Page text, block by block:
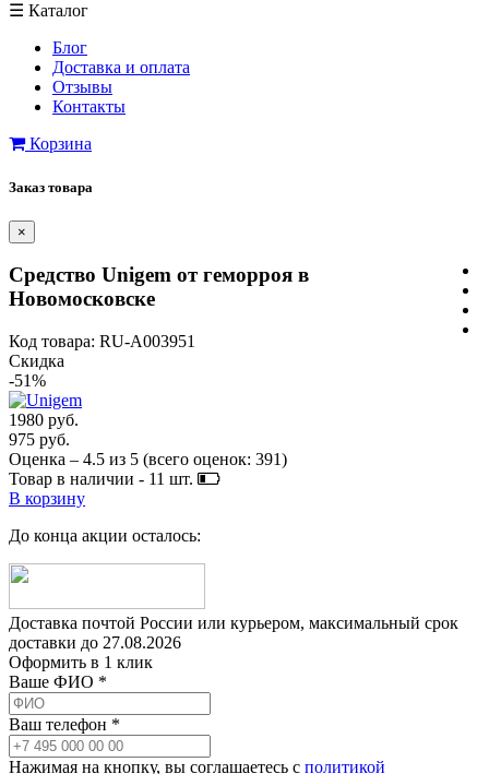
☰ Каталог
Блог
Доставка и оплата
Отзывы
Контакты
Корзина
Заказ товара
×
Cредство Unigem от геморроя в
Новомосковске
Код товара: RU-A003951
Скидка
-51%
1980 руб.
975 руб.
Оценка – 4.5 из 5 (всего оценок: 391)
Товар в наличии - 11 шт.
В корзину
До конца акции осталось:
Доставка почтой России или курьером, максимальный срок
доставки до 27.08.2026
Оформить в 1 клик
Ваше ФИО *
Ваш телефон *
Нажимая на кнопку, вы соглашаетесь с политикой